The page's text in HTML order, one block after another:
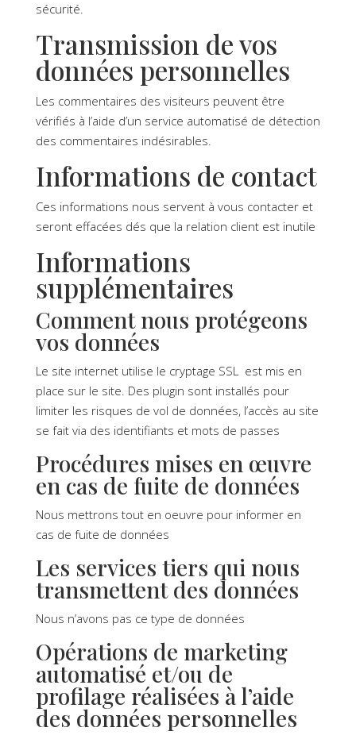
sécurité.
Transmission de vos
données personnelles
Les commentaires des visiteurs peuvent être
vérifiés à l’aide d’un service automatisé de détection
des commentaires indésirables.
Informations de contact
Ces informations nous servent à vous contacter et
seront effacées dés que la relation client est inutile
Informations
supplémentaires
Comment nous protégeons
vos données
Le site internet utilise le cryptage SSL est mis en
place sur le site. Des plugin sont installés pour
limiter les risques de vol de données, l’accès au site
se fait via des identifiants et mots de passes
Procédures mises en œuvre
en cas de fuite de données
Nous mettrons tout en oeuvre pour informer en
cas de fuite de données
Les services tiers qui nous
transmettent des données
Nous n’avons pas ce type de données
Opérations de marketing
automatisé et/ou de
profilage réalisées à l’aide
des données personnelles